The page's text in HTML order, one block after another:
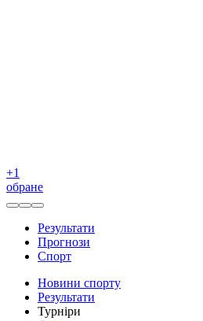
+1
обране
Результати
Прогнози
Спорт
Новини спорту
Результати
Турніри